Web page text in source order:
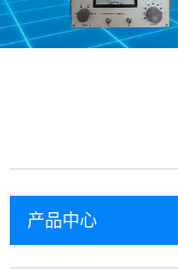
产品中心